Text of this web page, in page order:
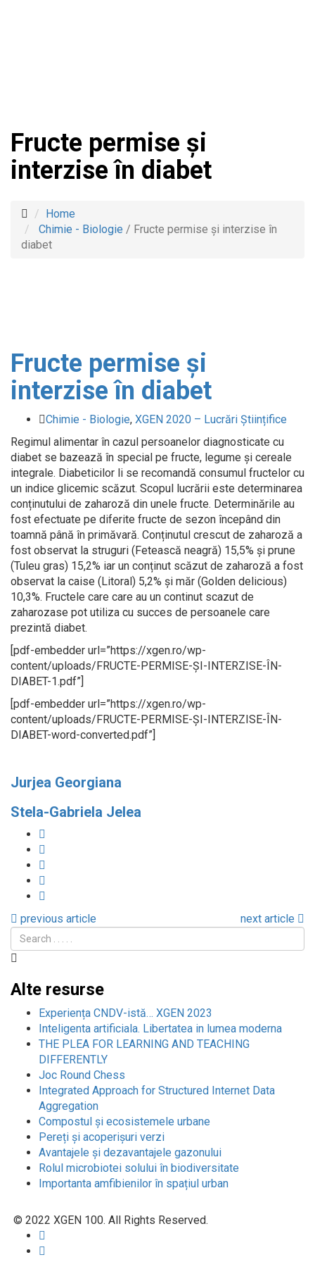
Fructe permise și
interzise în diabet
Home
Chimie - Biologie / Fructe permise și interzise în
diabet
Fructe permise și
interzise în diabet
Chimie - Biologie, XGEN 2020 – Lucrări Științifice
Regimul alimentar în cazul persoanelor diagnosticate cu
diabet se bazează în special pe fructe, legume și cereale
integrale. Diabeticilor li se recomandă consumul fructelor cu
un indice glicemic scăzut. Scopul lucrării este determinarea
conținutului de zaharoză din unele fructe. Determinările au
fost efectuate pe diferite fructe de sezon începând din
toamnă până în primăvară. Conținutul crescut de zaharoză a
fost observat la struguri (Fetească neagră) 15,5% și prune
(Tuleu gras) 15,2% iar un conținut scăzut de zaharoză a fost
observat la caise (Litoral) 5,2% și măr (Golden delicious)
10,3%. Fructele care care au un continut scazut de
zaharozase pot utiliza cu succes de persoanele care
prezintă diabet.
[pdf-embedder url=”https://xgen.ro/wp-
content/uploads/FRUCTE-PERMISE-ȘI-INTERZISE-ÎN-
DIABET-1.pdf”]
[pdf-embedder url=”https://xgen.ro/wp-
content/uploads/FRUCTE-PERMISE-ȘI-INTERZISE-ÎN-
DIABET-word-converted.pdf”]
Jurjea Georgiana
Stela-Gabriela Jelea
previous article next article
Alte resurse
Experiența CNDV-istă… XGEN 2023
Inteligenta artificiala. Libertatea in lumea moderna
THE PLEA FOR LEARNING AND TEACHING
DIFFERENTLY
Joc Round Chess
Integrated Approach for Structured Internet Data
Aggregation
Compostul și ecosistemele urbane
Pereți și acoperișuri verzi
Avantajele și dezavantajele gazonului
Rolul microbiotei solului în biodiversitate
Importanta amfibienilor în spațiul urban
© 2022 XGEN 100. All Rights Reserved.